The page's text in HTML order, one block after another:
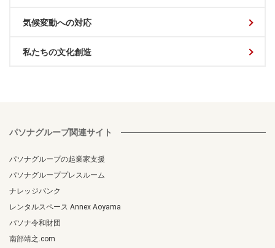
気候変動への対応
私たちの文化創造
パソナグループ関連サイト
パソナグループの起業家支援
パソナグループプレスルーム
ナレッジバンク
レンタルスペース Annex Aoyama
パソナ令和財団
南部靖之.com